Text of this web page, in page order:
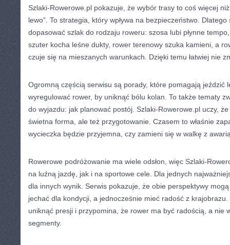
Szlaki-Rowerowe.pl pokazuje, że wybór trasy to coś więcej
lewo”. To strategia, który wpływa na bezpieczeństwo.
dopasować szlak do rodzaju roweru: szosa lubi płynne
szuter kocha leśne dukty, rower terenowy szuka kamieni, a
czuje się na mieszanych warunkach. Dzięki temu łatwiej nie
Ogromną częścią serwisu są porady, które pomagają jeździć
wyregulować rower, by uniknąć bólu kolan. To także tematy
do wyjazdu: jak planować postój. Szlaki-Rowerowe.pl uczy,
świetna forma, ale też przygotowanie. Czasem to właśnie
wycieczka będzie przyjemna, czy zamieni się w walkę z
Rowerowe podróżowanie ma wiele odsłon, więc Szlaki-
na luźną jazdę, jak i na sportowe cele. Dla jednych
dla innych wynik. Serwis pokazuje, że obie perspektywy
jechać dla kondycji, a jednocześnie mieć radość z
uniknąć presji i przypomina, że rower ma być radością, a nie
segmenty.